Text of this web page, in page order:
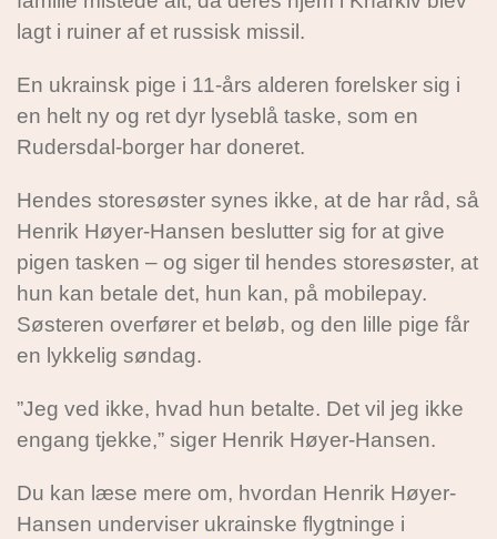
lagt i ruiner af et russisk missil.
En ukrainsk pige i 11-års alderen forelsker sig i
en helt ny og ret dyr lyseblå taske, som en
Rudersdal-borger har doneret.
Hendes storesøster synes ikke, at de har råd, så
Henrik Høyer-Hansen beslutter sig for at give
pigen tasken – og siger til hendes storesøster, at
hun kan betale det, hun kan, på mobilepay.
Søsteren overfører et beløb, og den lille pige får
en lykkelig søndag.
”Jeg ved ikke, hvad hun betalte. Det vil jeg ikke
engang tjekke,” siger Henrik Høyer-Hansen.
Du kan læse mere om, hvordan Henrik Høyer-
Hansen underviser ukrainske flygtninge i